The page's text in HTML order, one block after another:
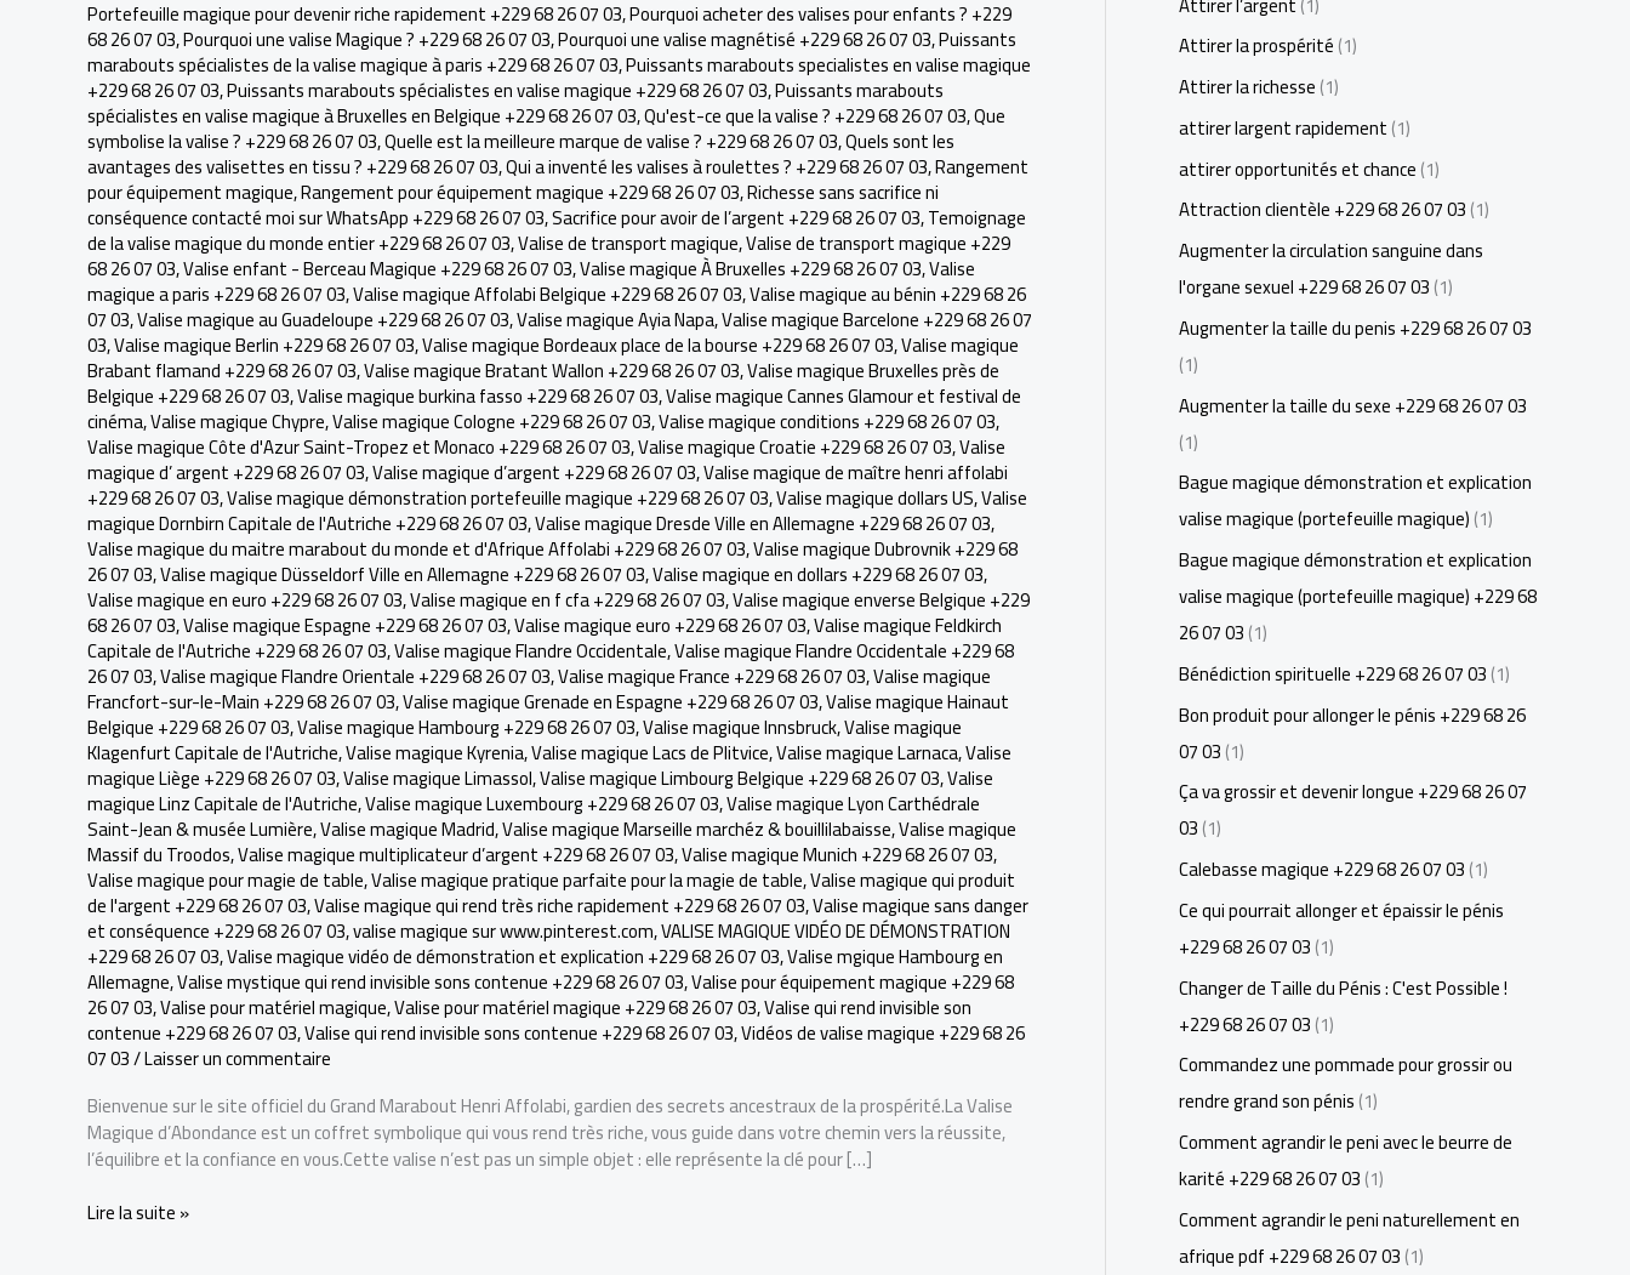
Portefeuille magique pour devenir riche rapidement +229 68 26 07 03,Pourquoi acheter des valises pour enfants ? +229
68 26 07 03,Pourquoi une valise Magique ? +229 68 26 07 03,Pourquoi une valise magnétisé +229 68 26 07 03,Puissants
marabouts spécialistes de la valise magique à paris +229 68 26 07 03,Puissants marabouts specialistes en valise magique
+229 68 26 07 03,Puissants marabouts spécialistes en valise magique +229 68 26 07 03,Puissants marabouts
spécialistes en valise magique à Bruxelles en Belgique +229 68 26 07 03,Qu'est-ce que la valise ? +229 68 26 07 03,Que
symbolise la valise ? +229 68 26 07 03,Quelle est la meilleure marque de valise ? +229 68 26 07 03,Quels sont les
avantages des valisettes en tissu ? +229 68 26 07 03,Qui a inventé les valises à roulettes ? +229 68 26 07 03,Rangement
pour équipement magique,Rangement pour équipement magique +229 68 26 07 03,Richesse sans sacrifice ni
conséquence contacté moi sur WhatsApp +229 68 26 07 03,Sacrifice pour avoir de l’argent +229 68 26 07 03,Temoignage
de la valise magique du monde entier +229 68 26 07 03,Valise de transport magique,Valise de transport magique +229
68 26 07 03,Valise enfant - Berceau Magique +229 68 26 07 03,Valise magique À Bruxelles +229 68 26 07 03,Valise
magique a paris +229 68 26 07 03,Valise magique Affolabi Belgique +229 68 26 07 03,Valise magique au bénin +229 68 26
07 03,Valise magique au Guadeloupe +229 68 26 07 03,Valise magique Ayia Napa,Valise magique Barcelone +229 68 26 07
03,Valise magique Berlin +229 68 26 07 03,Valise magique Bordeaux place de la bourse +229 68 26 07 03,Valise magique
Brabant flamand +229 68 26 07 03,Valise magique Bratant Wallon +229 68 26 07 03,Valise magique Bruxelles près de
Belgique +229 68 26 07 03,Valise magique burkina fasso +229 68 26 07 03,Valise magique Cannes Glamour et festival de
cinéma,Valise magique Chypre,Valise magique Cologne +229 68 26 07 03,Valise magique conditions +229 68 26 07 03,
Valise magique Côte d'Azur Saint-Tropez et Monaco +229 68 26 07 03,Valise magique Croatie +229 68 26 07 03,Valise
magique d’ argent +229 68 26 07 03,Valise magique d’argent +229 68 26 07 03,Valise magique de maître henri affolabi
+229 68 26 07 03,Valise magique démonstration portefeuille magique +229 68 26 07 03,Valise magique dollars US,Valise
magique Dornbirn Capitale de l'Autriche +229 68 26 07 03,Valise magique Dresde Ville en Allemagne +229 68 26 07 03,
Valise magique du maitre marabout du monde et d'Afrique Affolabi +229 68 26 07 03,Valise magique Dubrovnik +229 68
26 07 03,Valise magique Düsseldorf Ville en Allemagne +229 68 26 07 03,Valise magique en dollars +229 68 26 07 03,
Valise magique en euro +229 68 26 07 03,Valise magique en f cfa +229 68 26 07 03,Valise magique enverse Belgique +229
68 26 07 03,Valise magique Espagne +229 68 26 07 03,Valise magique euro +229 68 26 07 03,Valise magique Feldkirch
Capitale de l'Autriche +229 68 26 07 03,Valise magique Flandre Occidentale,Valise magique Flandre Occidentale +229 68
26 07 03,Valise magique Flandre Orientale +229 68 26 07 03,Valise magique France +229 68 26 07 03,Valise magique
Francfort-sur-le-Main +229 68 26 07 03,Valise magique Grenade en Espagne +229 68 26 07 03,Valise magique Hainaut
Belgique +229 68 26 07 03,Valise magique Hambourg +229 68 26 07 03,Valise magique Innsbruck, Valise magique
Klagenfurt Capitale de l'Autriche,Valise magique Kyrenia,Valise magique Lacs de Plitvice,Valise magique Larnaca,Valise
magique Liège +229 68 26 07 03,Valise magique Limassol,Valise magique Limbourg Belgique +229 68 26 07 03,Valise
magique Linz Capitale de l'Autriche,Valise magique Luxembourg +229 68 26 07 03,Valise magique Lyon Carthédrale
Saint-Jean & musée Lumière,Valise magique Madrid,Valise magique Marseille marchéz & bouillilabaisse,Valise magique
Massif du Troodos,Valise magique multiplicateur d’argent +229 68 26 07 03,Valise magique Munich +229 68 26 07 03,
Valise magique pour magie de table,Valise magique pratique parfaite pour la magie de table,Valise magique qui produit
de l'argent +229 68 26 07 03,Valise magique qui rend très riche rapidement +229 68 26 07 03,Valise magique sans danger
et conséquence +229 68 26 07 03,valise magique sur www.pinterest.com,VALISE MAGIQUE VIDÉO DE DÉMONSTRATION
+229 68 26 07 03,Valise magique vidéo de démonstration et explication +229 68 26 07 03,Valise mgique Hambourg en
Allemagne,Valise mystique qui rend invisible sons contenue +229 68 26 07 03,Valise pour équipement magique +229 68
26 07 03,Valise pour matériel magique,Valise pour matériel magique +229 68 26 07 03,Valise qui rend invisible son
contenue +229 68 26 07 03,Valise qui rend invisible sons contenue +229 68 26 07 03,Vidéos de valise magique +229 68 26
07 03/Laisser un commentaire
Bienvenue sur le site officiel du Grand Marabout Henri Affolabi, gardien des secrets ancestraux de la prospérité.La Valise
Magique d’Abondance est un coffret symbolique qui vous rend très riche, vous guide dans votre chemin vers la réussite,
l’équilibre et la confiance en vous.Cette valise n’est pas un simple objet : elle représente la clé pour […]
LA
Lire la suite »
Attirer la prospérité(1)
Attirer la richesse(1)
attirer largent rapidement(1)
attirer opportunités et chance(1)
Attraction clientèle +229 68 26 07 03(1)
Augmenter la circulation sanguine dans
l'organe sexuel +229 68 26 07 03(1)
Augmenter la taille du penis +229 68 26 07 03
(1)
Augmenter la taille du sexe +229 68 26 07 03
(1)
Bague magique démonstration et explication
valise magique (portefeuille magique)(1)
Bague magique démonstration et explication
valise magique (portefeuille magique) +229 68
26 07 03(1)
Bénédiction spirituelle +229 68 26 07 03(1)
Bon produit pour allonger le pénis +229 68 26
07 03(1)
Ça va grossir et devenir longue +229 68 26 07
03(1)
Calebasse magique +229 68 26 07 03(1)
Ce qui pourrait allonger et épaissir le pénis
+229 68 26 07 03(1)
Changer de Taille du Pénis : C'est Possible !
+229 68 26 07 03(1)
Commandez une pommade pour grossir ou
rendre grand son pénis(1)
Comment agrandir le peni avec le beurre de
karité +229 68 26 07 03(1)
Comment agrandir le peni naturellement en
afrique pdf +229 68 26 07 03(1)